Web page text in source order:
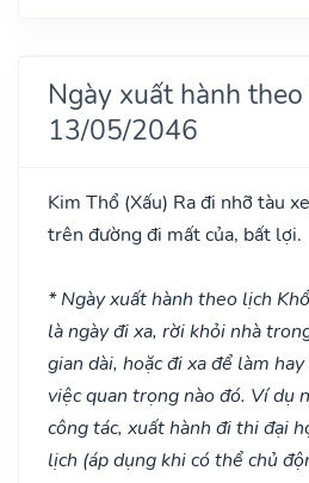
Ngày xuất hành
13/05/2046
Kim Thổ (Xấu) Ra đi nhỡ tàu
trên đường đi mất của, bất lợi.
* Ngày xuất hành theo lịch
là ngày đi xa, rời khỏi nhà
gian dài, hoặc đi xa để làm
việc quan trọng nào đó. Ví dụ
công tác, xuất hành đi thi đại
lịch (áp dụng khi có thể chủ